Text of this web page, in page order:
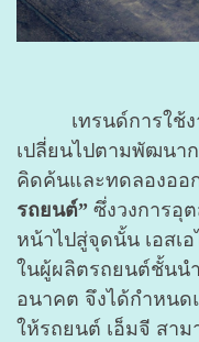
เทรนด์การใช้งา
เปลี่ยนไปตามพัฒนา
คิดค้นและทดลองออ
รถยนต์” ซึ่งวงการอุ
หน้าไปสู่จุดนั้น เอสเ
ในผู้ผลิตรถยนต์ชั้นน
อนาคต จึงได้กำหนด
ให้รถยนต์ เอ็มจี สา